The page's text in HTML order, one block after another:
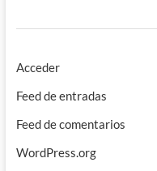
Acceder
Feed de entradas
Feed de comentarios
WordPress.org